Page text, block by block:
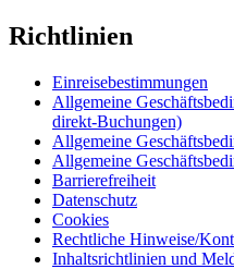
Richtlinien
Einreisebestimmungen
Allgemeine
direkt-Buchungen)
Allgemeine
Allgemeine
Barrierefreiheit
Datenschutz
Cookies
Rechtliche Hinweise/
Inhaltsrichtlinien und